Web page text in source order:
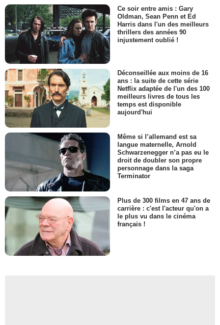
Ce soir entre amis : Gary
Oldman, Sean Penn et Ed
Harris dans l'un des meilleurs
thrillers des années 90
injustement oublié !
Déconseillée aux moins de 16
ans : la suite de cette série
Netflix adaptée de l'un des 100
meilleurs livres de tous les
temps est disponible
aujourd'hui
Même si l’allemand est sa
langue maternelle, Arnold
Schwarzenegger n’a pas eu le
droit de doubler son propre
personnage dans la saga
Terminator
Plus de 300 films en 47 ans de
carrière : c'est l'acteur qu'on a
le plus vu dans le cinéma
français !